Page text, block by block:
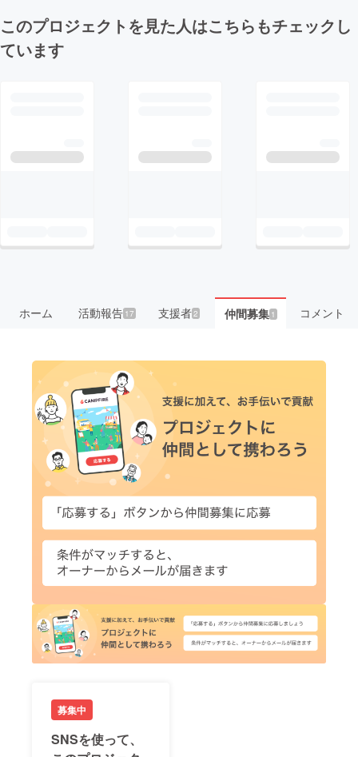
このプロジェクトを見た人はこちらもチェックし
ています
ホーム 活動報告17 支援者 2 仲間募集 1 コメント
募集中
SNSを使って、